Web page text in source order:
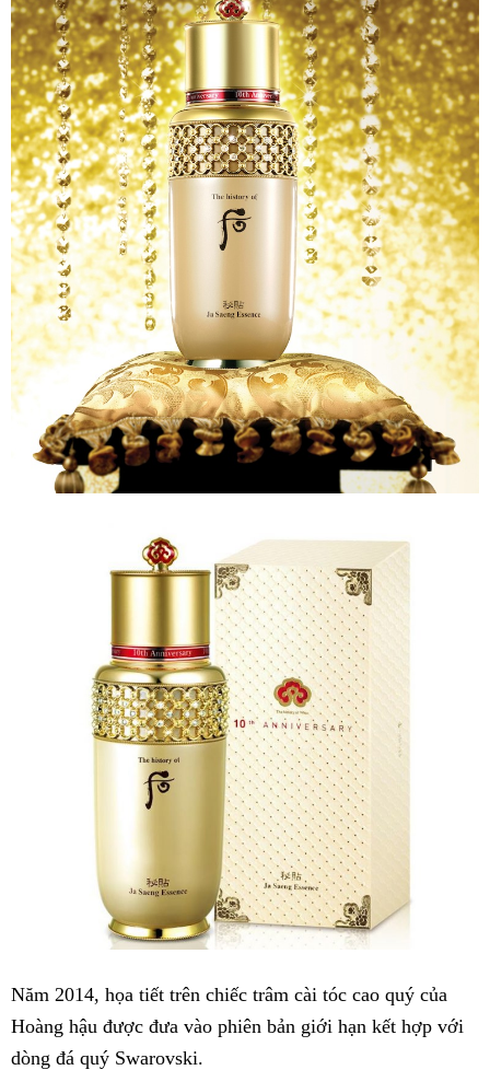
Năm 2014, họa tiết trên chiếc trâm cài tóc cao quý của
Hoàng hậu được đưa vào phiên bản giới hạn kết hợp với
dòng đá quý Swarovski.